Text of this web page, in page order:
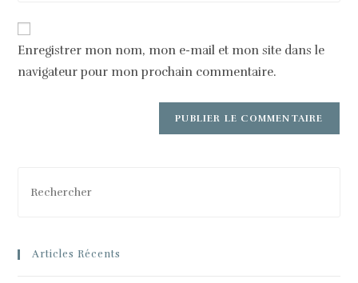
Enregistrer mon nom, mon e-mail et mon site dans le
navigateur pour mon prochain commentaire.
Articles Récents